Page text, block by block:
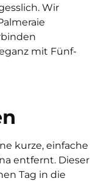
Wir
mit Fünf-
kurze, einfache
entfernt. Dieser
Tag in die